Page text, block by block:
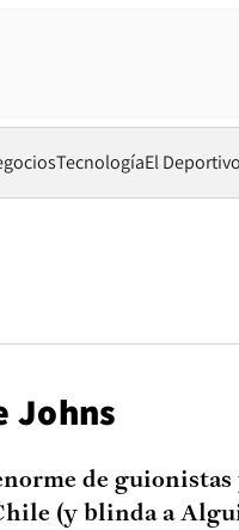
TecnologíaEl Deportivo
Johns
de
(y blinda a